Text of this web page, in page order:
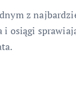
z
osiągi